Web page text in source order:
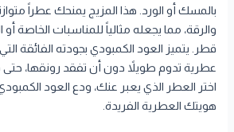
بالمسك أو الورد. هذا المزيج يمنحك عطراً
والرقة، مما يجعله مثالياً للمناسبات الخاصة
قطر. يتميز العود الكمبودي بجودته الفائقة
عطرية تدوم طويلاً دون أن تفقد رونقها، حتى
اختر العطر الذي يعبر عنك، ودع العود
هويتك العطرية الفريدة.